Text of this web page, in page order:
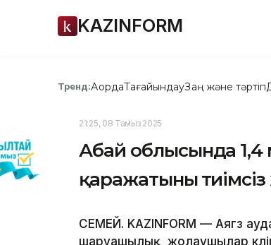
KAZINFORM
Тренд:АқордаТағайындауЗаң және тәртіп
21:25, 08 Тамыз 2025
Абай облысында 1,4
қаражатының
СЕМЕЙ. KAZINFORM — Аягөз
шаруашылық, жолаушылар